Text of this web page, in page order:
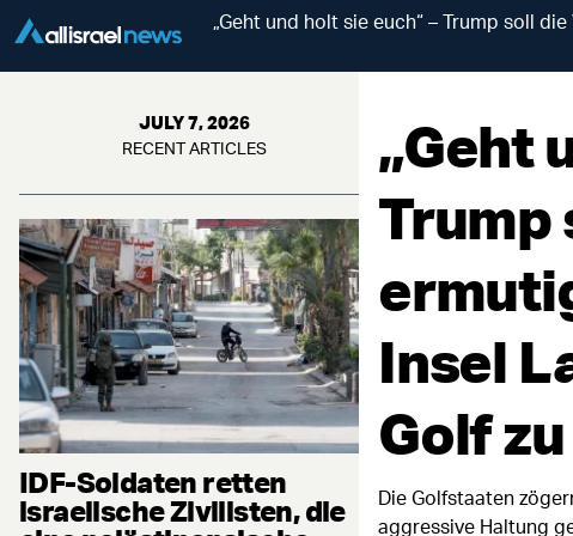
„Geht und holt sie euch“ – Trump soll
JULY 7, 2026
RECENT ARTICLES
IDF-Soldaten retten
israelische Zivilisten, die
„Geht
Trump
Insel
Golf
Die Golfstaaten
aggressive Haltung